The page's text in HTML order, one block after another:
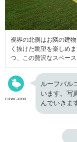
視界の北側はお隣の建
く抜けた眺望を楽しめ
つ、この贅沢なスペー
cowcamo
ルーフバル
います。写
んでいきま